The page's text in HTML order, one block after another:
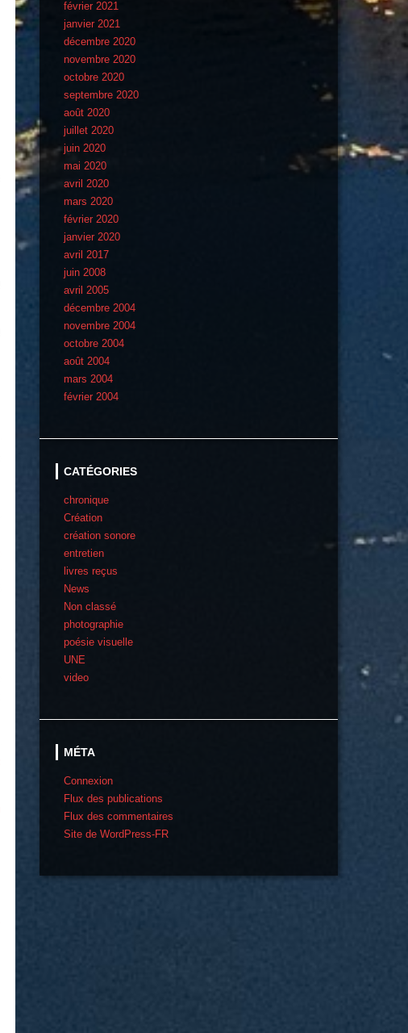
février 2021
janvier 2021
décembre 2020
novembre 2020
octobre 2020
septembre 2020
août 2020
juillet 2020
juin 2020
mai 2020
avril 2020
mars 2020
février 2020
janvier 2020
avril 2017
juin 2008
avril 2005
décembre 2004
novembre 2004
octobre 2004
août 2004
mars 2004
février 2004
CATÉGORIES
chronique
Création
création sonore
entretien
livres reçus
News
Non classé
photographie
poésie visuelle
UNE
video
MÉTA
Connexion
Flux des publications
Flux des commentaires
Site de WordPress-FR